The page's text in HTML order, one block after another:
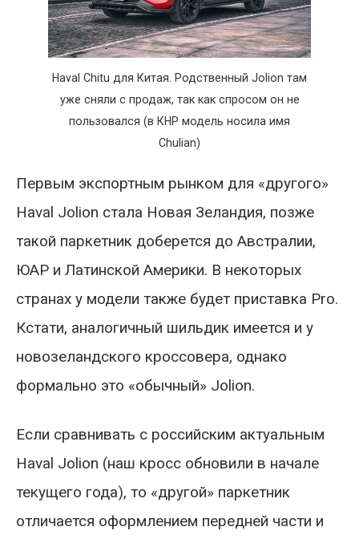
Haval Chitu для Китая. Родственный Jolion там
уже сняли с продаж, так как спросом он не
пользовался (в КНР модель носила имя
Chulian)
Первым экспортным рынком для «другого»
Haval Jolion стала Новая Зеландия, позже
такой паркетник доберется до Австралии,
ЮАР и Латинской Америки. В некоторых
странах у модели также будет приставка Pro.
Кстати, аналогичный шильдик имеется и у
новозеландского кроссовера, однако
формально это «обычный» Jolion.
Если сравнивать с российским актуальным
Haval Jolion (наш кросс обновили в начале
текущего года), то «другой» паркетник
отличается оформлением передней части и